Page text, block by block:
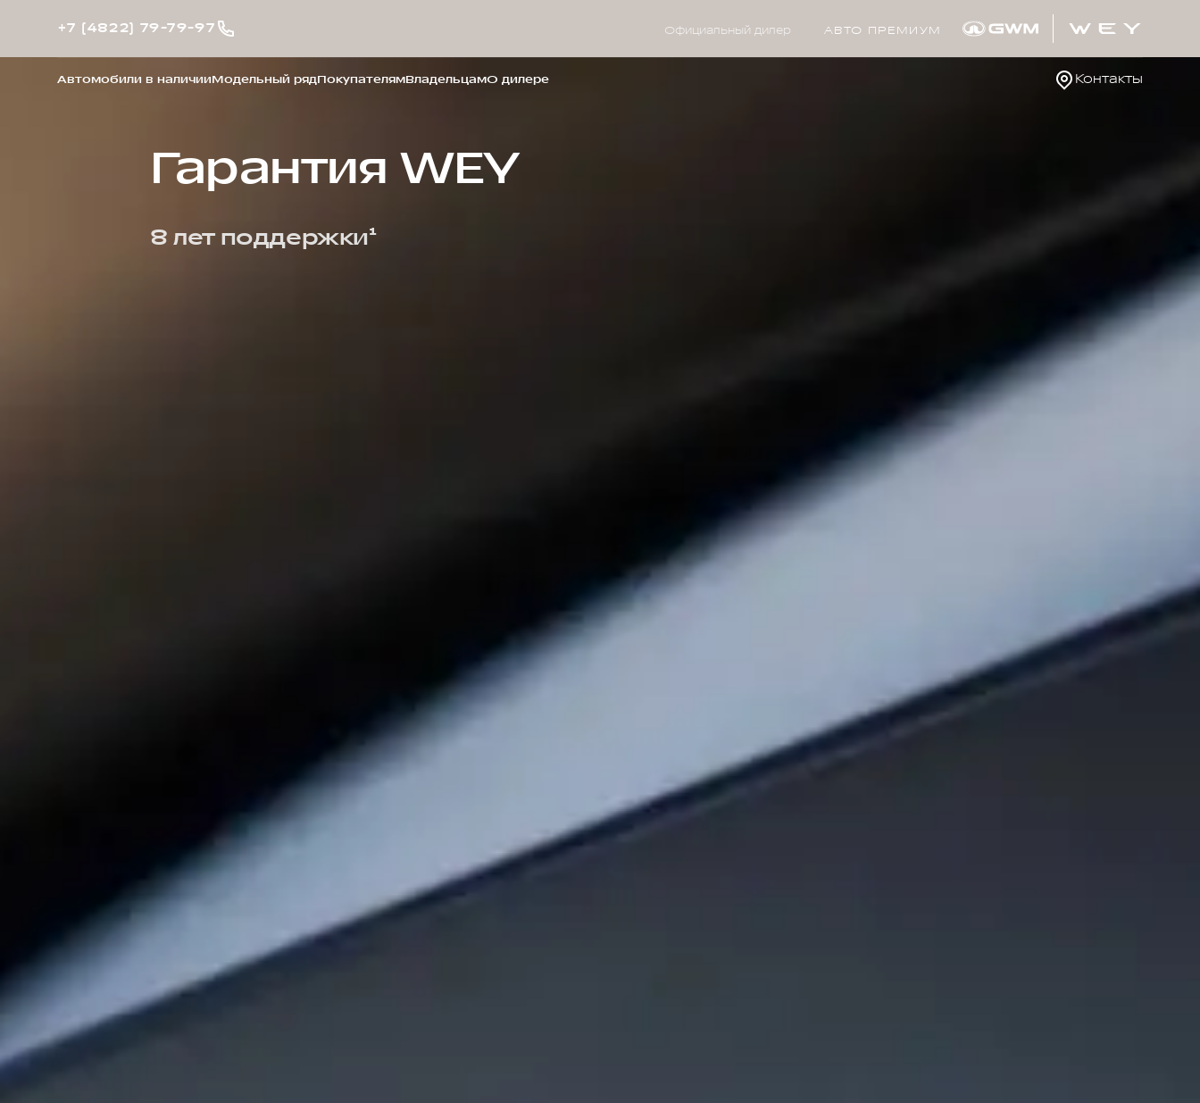
Официальный дилер АВТО ПРЕМИУМ
Контакты
+7 (4822) 79-79-97
Автомобили в наличииМодельный рядПокупателямВладельцамО дилере
Гарантия WEY
8 лет поддержки¹